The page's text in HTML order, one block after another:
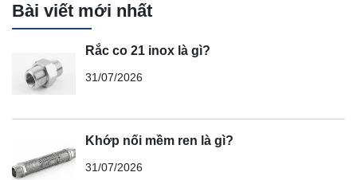
Bài viết mới nhất
Rắc co 21 inox là gì?
31/07/2026
Khớp nối mềm ren là gì?
31/07/2026